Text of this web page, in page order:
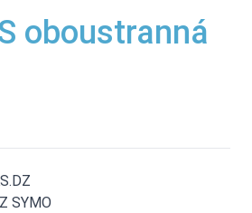
oboustranná
SYMO